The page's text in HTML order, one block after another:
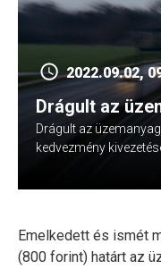
2022.09.02,
Drágult az
Drágult az
kedvezmény
Emelkedett és ismét
(800 forint) határt az